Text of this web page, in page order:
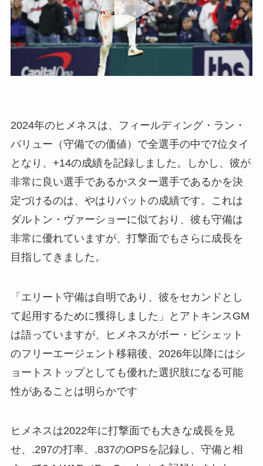
2024年のヒメネスは、フィールディング・ラン・
バリュー（守備での価値）で全選手の中で7位タイ
となり、+14の成績を記録しました。しかし、彼が
非常に良い選手であるかスター選手であるかを決
定づけるのは、やはりバットの成績です。これは
ダルトン・ヴァーショーに似ており、彼も守備は
非常に優れていますが、打撃面でもさらに成長を
目指してきました。
「エリート守備は自明であり、彼をセカンドとし
て起用するために獲得しました」とアトキンスGM
は語っていますが、ヒメネスがボー・ビシェット
のフリーエージェント移籍後、2026年以降にはシ
ョートストップとしても優れた選択肢になる可能
性があることは明らかです
ヒメネスは2022年に打撃面でも大きな成長を見
せ、.297の打率、.837のOPSを記録し、守備と相